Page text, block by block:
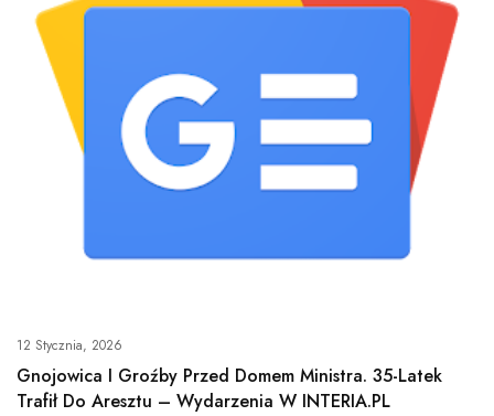
12 Stycznia, 2026
Gnojowica I Groźby Przed Domem Ministra. 35-Latek
Trafił Do Aresztu – Wydarzenia W INTERIA.PL